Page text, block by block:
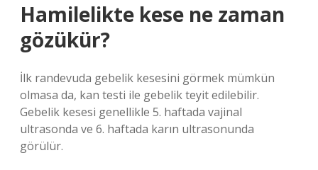
Hamilelikte kese ne zaman
gözükür?
İlk randevuda gebelik kesesini görmek mümkün
olmasa da, kan testi ile gebelik teyit edilebilir.
Gebelik kesesi genellikle 5. haftada vajinal
ultrasonda ve 6. haftada karın ultrasonunda
görülür.